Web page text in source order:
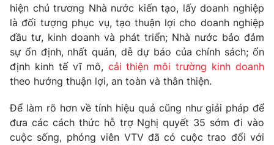
Emagazine Podcast
Photo Infographic
Video Shorts video
VTV Money VTV Thể thao
hiện chủ trương Nhà nước kiến tạo, lấy doanh nghiệp
là đối tượng phục vụ, tạo thuận lợi cho doanh nghiệp
đầu tư, kinh doanh và phát triển; Nhà nước bảo đảm
sự ổn định, nhất quán, dễ dự báo của chính sách; ổn
định kinh tế vĩ mô, cải thiện môi trường kinh doanh
theo hướng thuận lợi, an toàn và thân thiện.
Để làm rõ hơn về tính hiệu quả cũng như giải pháp để
đưa các cách thức hỗ trợ Nghị quyết 35 sớm đi vào
cuộc sống, phóng viên VTV đã có cuộc trao đổi với